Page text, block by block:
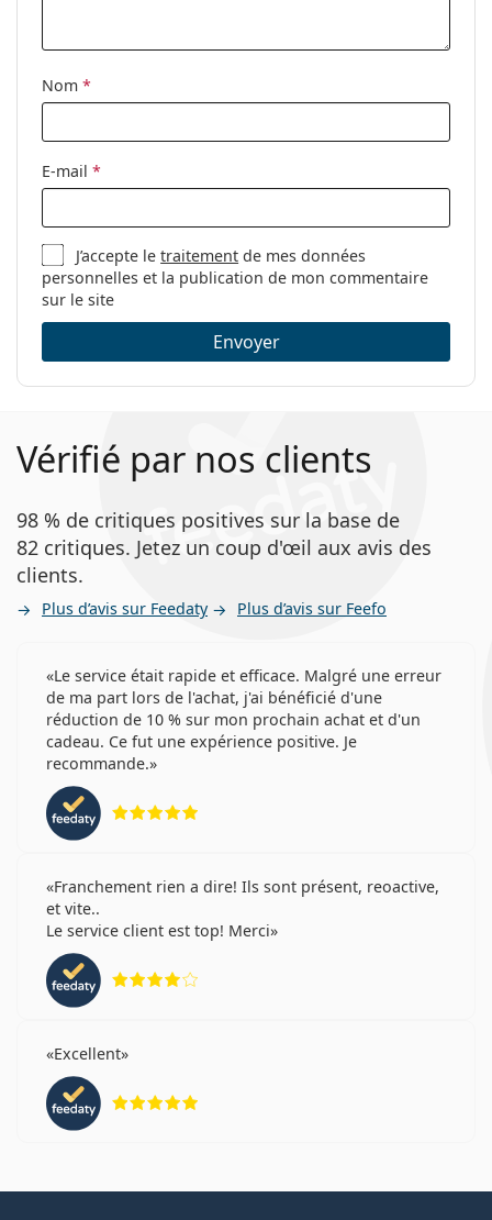
Autres
Sexe:
Marque:
Nom *
E-mail *
J’accepte letraitement de mes données
personnelles et la publication de mon commentaire
sur le site
Envoyer
Vérifié par nos clients
98 % de critiques positives sur la base de
82 critiques. Jetez un coup d'œil aux avis des
clients.
Plus d’avis sur Feedaty Plus d’avis sur Feefo
Le service était rapide et efficace. Malgré une erreur
de ma part lors de l'achat, j'ai bénéficié d'une
réduction de 10 % sur mon prochain achat et d'un
cadeau. Ce fut une expérience positive. Je
recommande.
Franchement rien a dire! Ils sont présent, reoactive,
et vite..
Le service client est top! Merci
Excellent